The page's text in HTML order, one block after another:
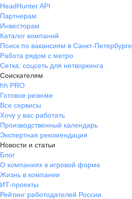
HeadHunter API
Партнерам
Инвесторам
Каталог компаний
Поиск по вакансиям в Санкт-Петербурге
Работа рядом с метро
Сетка: соцсеть для нетворкинга
Соискателям
hh PRO
Готовое резюме
Все сервисы
Хочу у вас работать
Производственный календарь
Экспертная рекомендация
Новости и статьи
Блог
О компаниях в игровой форме
Жизнь в компании
ИТ-проекты
Рейтинг работодателей России